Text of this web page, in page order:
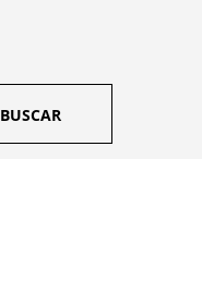
BUSCAR